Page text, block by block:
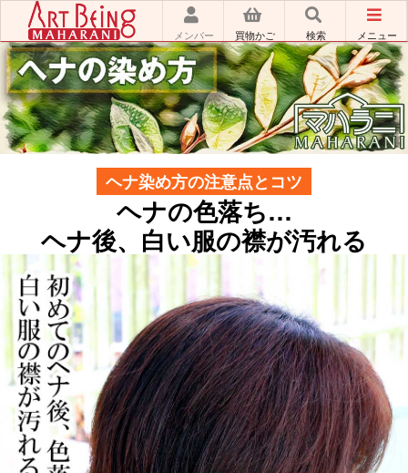
メンバー 買物かご 検索 メニュー
ヘナ染め方の注意点とコツ
ヘナの色落ち…
ヘナ後、白い服の襟が汚れる